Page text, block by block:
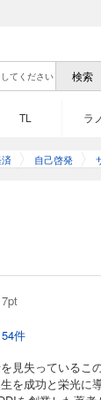
TL ラ
自己啓発
7pt
54件
見失っているこ
を成功と栄光に